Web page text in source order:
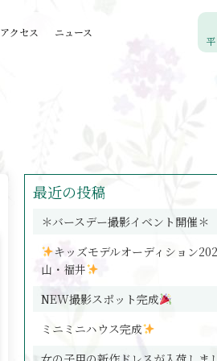
アクセス ニュース
最近の投稿
＊バースデー撮影イベント開催＊
キッズモデルオーディション
山・福井
NEW撮影スポット完成
ミニミニハウス完成